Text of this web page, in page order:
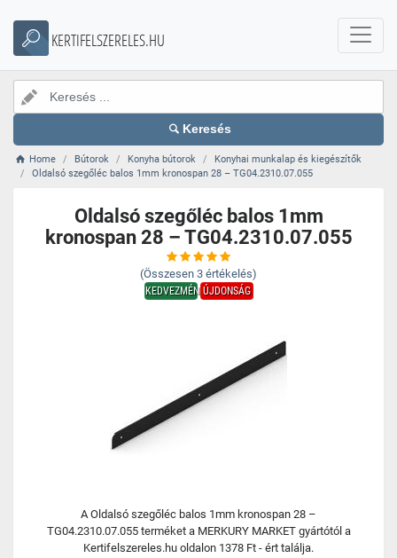
KERTIFELSZERELES.HU
Keresés
Home Bútorok Konyha bútorok
Konyhai munkalap és kiegészítők
Oldalsó szegőléc balos 1mm kronospan 28 – TG04.2310.07.055
Oldalsó szegőléc balos 1mm
kronospan 28 – TG04.2310.07.055
(Összesen 3 értékelés)
KEDVEZMÉNYÚJDONSÁG
A Oldalsó szegőléc balos 1mm kronospan 28 –
TG04.2310.07.055 terméket a MERKURY MARKET gyártótól a
Kertifelszereles.hu oldalon 1378 Ft - ért találja.